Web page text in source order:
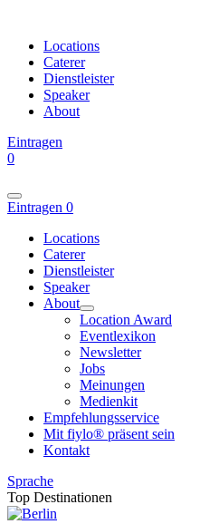
Locations
Caterer
Dienstleister
Speaker
About
Eintragen
0
Eintragen 0
Locations
Caterer
Dienstleister
Speaker
About
Location Award
Eventlexikon
Newsletter
Jobs
Meinungen
Medienkit
Empfehlungsservice
Mit fiylo® präsent sein
Kontakt
Sprache
Top Destinationen